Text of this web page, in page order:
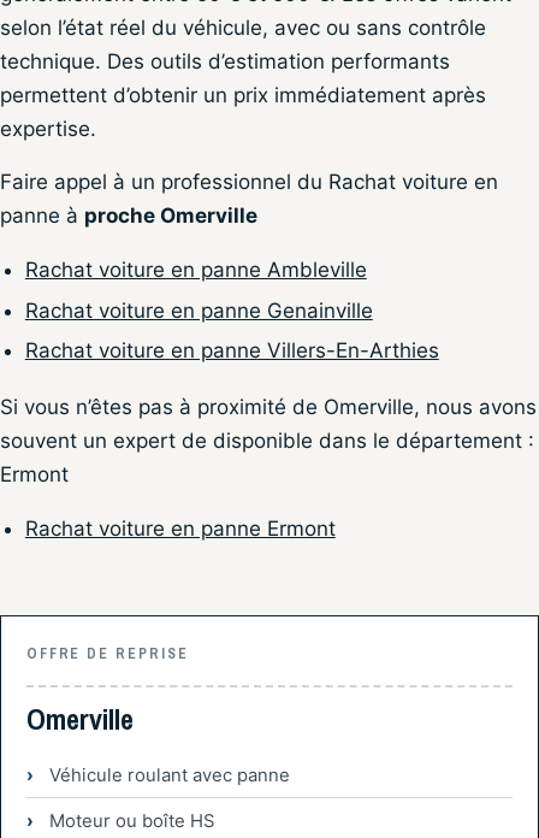
selon l’état réel du véhicule, avec ou sans contrôle
technique. Des outils d’estimation performants
permettent d’obtenir un prix immédiatement après
expertise.
Faire appel à un professionnel du Rachat voiture en
panne à proche Omerville
Rachat voiture en panne Ambleville
Rachat voiture en panne Genainville
Rachat voiture en panne Villers-En-Arthies
Si vous n’êtes pas à proximité de Omerville, nous avons
souvent un expert de disponible dans le département :
Ermont
Rachat voiture en panne Ermont
OFFRE DE REPRISE
Omerville
Véhicule roulant avec panne
Moteur ou boîte HS